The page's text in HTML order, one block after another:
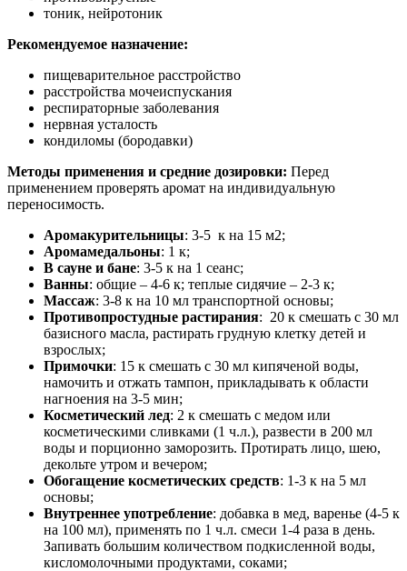
тоник, нейротоник
Рекомендуемое назначение:
пищеварительное расстройство
расстройства мочеиспускания
респираторные заболевания
нервная усталость
кондиломы (бородавки)
Методы применения и средние дозировки: Перед
применением проверять аромат на индивидуальную
переносимость.
Аромакурительницы: 3-5 к на 15 м2;
Аромамедальоны: 1 к;
В сауне и бане: 3-5 к на 1 сеанс;
Ванны: общие – 4-6 к; теплые сидячие – 2-3 к;
Массаж: 3-8 к на 10 мл транспортной основы;
Противопростудные растирания: 20 к смешать с 30 мл
базисного масла, растирать грудную клетку детей и
взрослых;
Примочки: 15 к смешать с 30 мл кипяченой воды,
намочить и отжать тампон, прикладывать к области
нагноения на 3-5 мин;
Косметический лед: 2 к смешать с медом или
косметическими сливками (1 ч.л.), развести в 200 мл
воды и порционно заморозить. Протирать лицо, шею,
декольте утром и вечером;
Обогащение косметических средств: 1-3 к на 5 мл
основы;
Внутреннее употребление: добавка в мед, варенье (4-5 к
на 100 мл), применять по 1 ч.л. смеси 1-4 раза в день.
Запивать большим количеством подкисленной воды,
кисломолочными продуктами, соками;